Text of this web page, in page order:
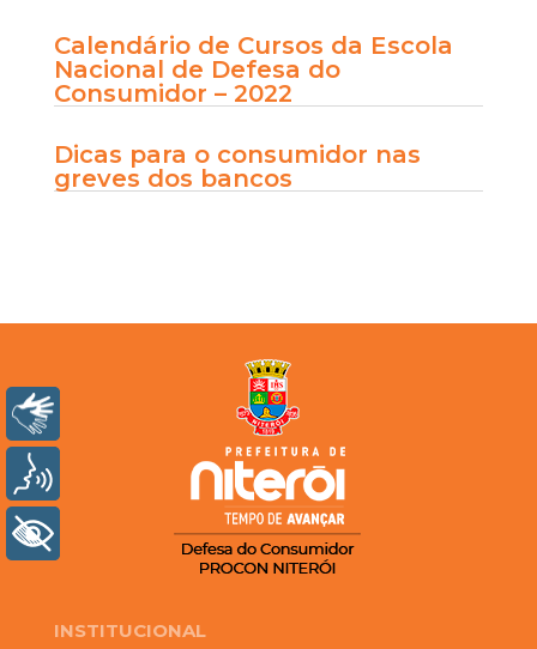
Calendário de Cursos da Escola
Nacional de Defesa do
Consumidor – 2022
Dicas para o consumidor nas
greves dos bancos
INSTITUCIONAL
+ Acessibilidade